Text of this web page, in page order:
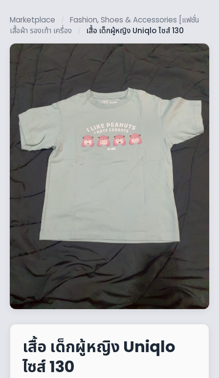
Marketplace /
Fashion, Shoes & Accessories [แฟชั่น
เสื้อผ้า รองเท้า เครื่อง
/ เสื้อ เด็กผู้หญิง Uniqlo ไซส์ 130
เสื้อ เด็กผู้หญิง Uniqlo
ไซส์ 130